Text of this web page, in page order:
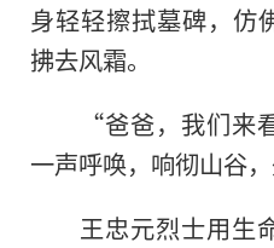
身轻轻擦拭墓碑，仿
拂去风霜。
“爸爸，我们来
一声呼唤，响彻山谷，
王忠元烈士用生